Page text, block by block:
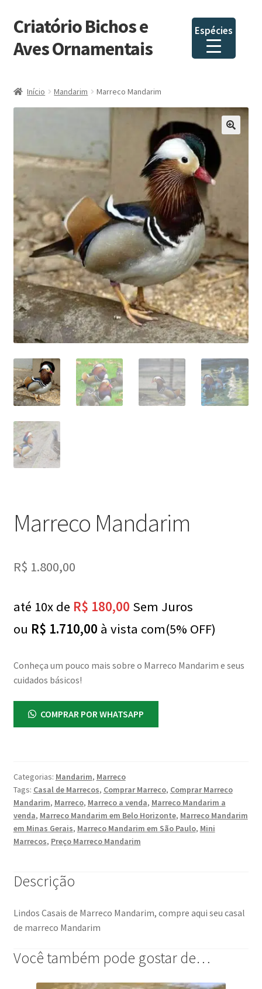
Espécies
Pular
para
navegação
Pular
para
o
Criatório Bichos e
Aves Ornamentais
Início Mandarim Marreco Mandarim
Marreco Mandarim
R$ 1.800,00
até 10x de R$ 180,00 Sem Juros
ou R$ 1.710,00 à vista com(5% OFF)
Conheça um pouco mais sobre o Marreco Mandarim e seus
cuidados básicos!
COMPRAR POR WHATSAPP
Categorias: Mandarim, Marreco
Tags: Casal de Marrecos, Comprar Marreco, Comprar Marreco
Mandarim, Marreco, Marreco a venda, Marreco Mandarim a
venda, Marreco Mandarim em Belo Horizonte, Marreco Mandarim
em Minas Gerais, Marreco Mandarim em São Paulo, Mini
Marrecos, Preço Marreco Mandarim
Descrição
Lindos Casais de Marreco Mandarim, compre aqui seu casal
de marreco Mandarim
Você também pode gostar de…